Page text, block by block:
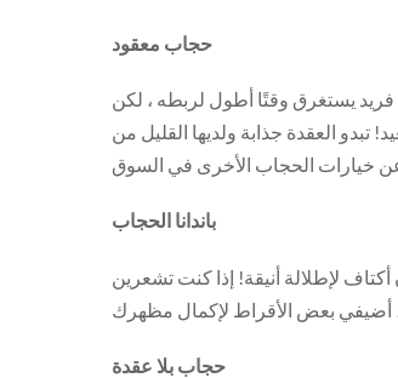
حجاب معقود
يستغرق وقتًا أطول لربطه ، لكن
العقدة جذابة ولديها القليل من
باندانا الحجاب
لإطلالة أنيقة! إذا كنت تشعرين
حجاب بلا عقدة